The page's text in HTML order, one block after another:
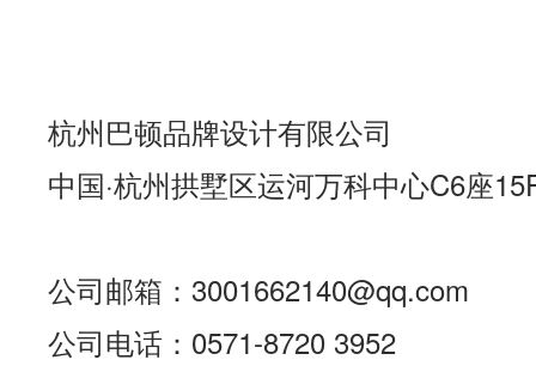
杭州巴顿品牌设计有限公司
中国·杭州拱墅区运河万科中心C6座
公司邮箱：3001662140@qq.com
公司电话：0571-8720 3952